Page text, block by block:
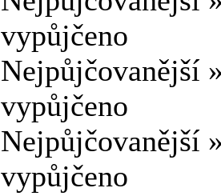
vypůjčeno
Nejpůjčovanější
vypůjčeno
Nejpůjčovanější
vypůjčeno